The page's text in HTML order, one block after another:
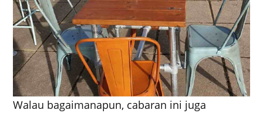
Walau bagaimanapun, cabaran ini juga